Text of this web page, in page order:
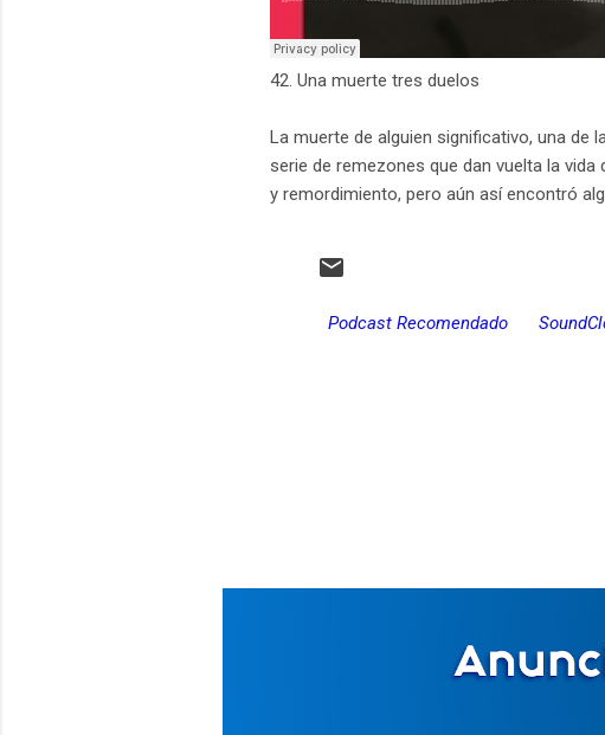
42. Una muerte tres duelos
La muerte de alguien significativo, una
serie de remezones que dan vuelta la
y remordimiento, pero aún así encontró
Podcast Recomendado
a